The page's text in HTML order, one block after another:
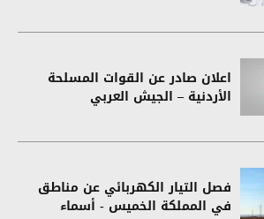
اعلان صادر عن القوات المسلحة
الأردنية – الجيش العربي
فصل التيار الكهربائي عن مناطق
في المملكة الخميس - أسماء